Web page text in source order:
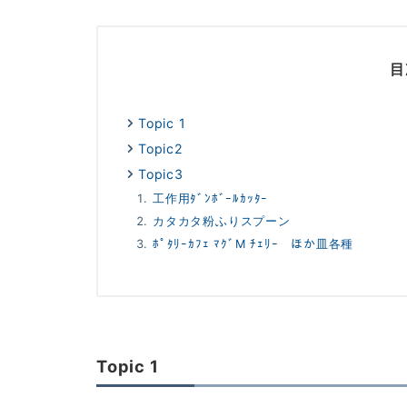
Topic 1
Topic2
Topic3
工作用ﾀﾞﾝﾎﾞｰﾙｶｯﾀｰ
カタカタ粉ふりスプーン
ﾎﾟﾀﾘｰｶﾌｪ ﾏｸﾞM ﾁｪﾘｰ ほか皿各種
Topic 1